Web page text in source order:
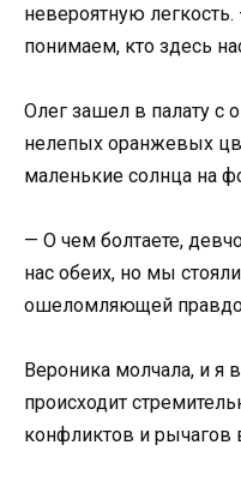
невероятную
понимаем, кто здесь
Олег зашел в палату с
нелепых оранжевых
маленькие солнца на
— О чем болтаете,
нас обеих, но мы
ошеломляющей
Вероника молчала, и я
происходит
конфликтов и рычагов